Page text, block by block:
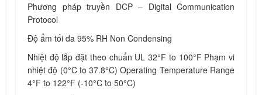
Phương pháp truyền DCP – Digital Communication
Protocol
Độ ẩm tối đa 95% RH Non Condensing
Nhiệt độ lắp đặt theo chuẩn UL 32°F to 100°F Phạm vi
nhiệt độ (0°C to 37.8°C) Operating Temperature Range
4°F to 122°F (-10°C to 50°C)